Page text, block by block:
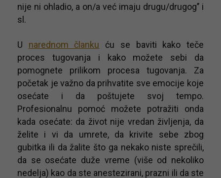
nije ni ohladio, a on/a već imaju drugu/drugog’’ i
sl.
U narednom članku ću se baviti kako teče
proces tugovanja i kako možete sebi da
pomognete prilikom procesa tugovanja. Za
početak je važno da prihvatite sve emocije koje
osećate i da poštujete svoj tempo.
Profesionalnu pomoć možete potražiti onda
kada osećate: da život nije vredan življenja, da
želite i vi da umrete, da krivite sebe zbog
gubitka ili da žalite što ga nekako niste sprečili,
da se osećate duže vreme (više od nekoliko
nedelja) kao da ste anestezirani, prazni ili da ste